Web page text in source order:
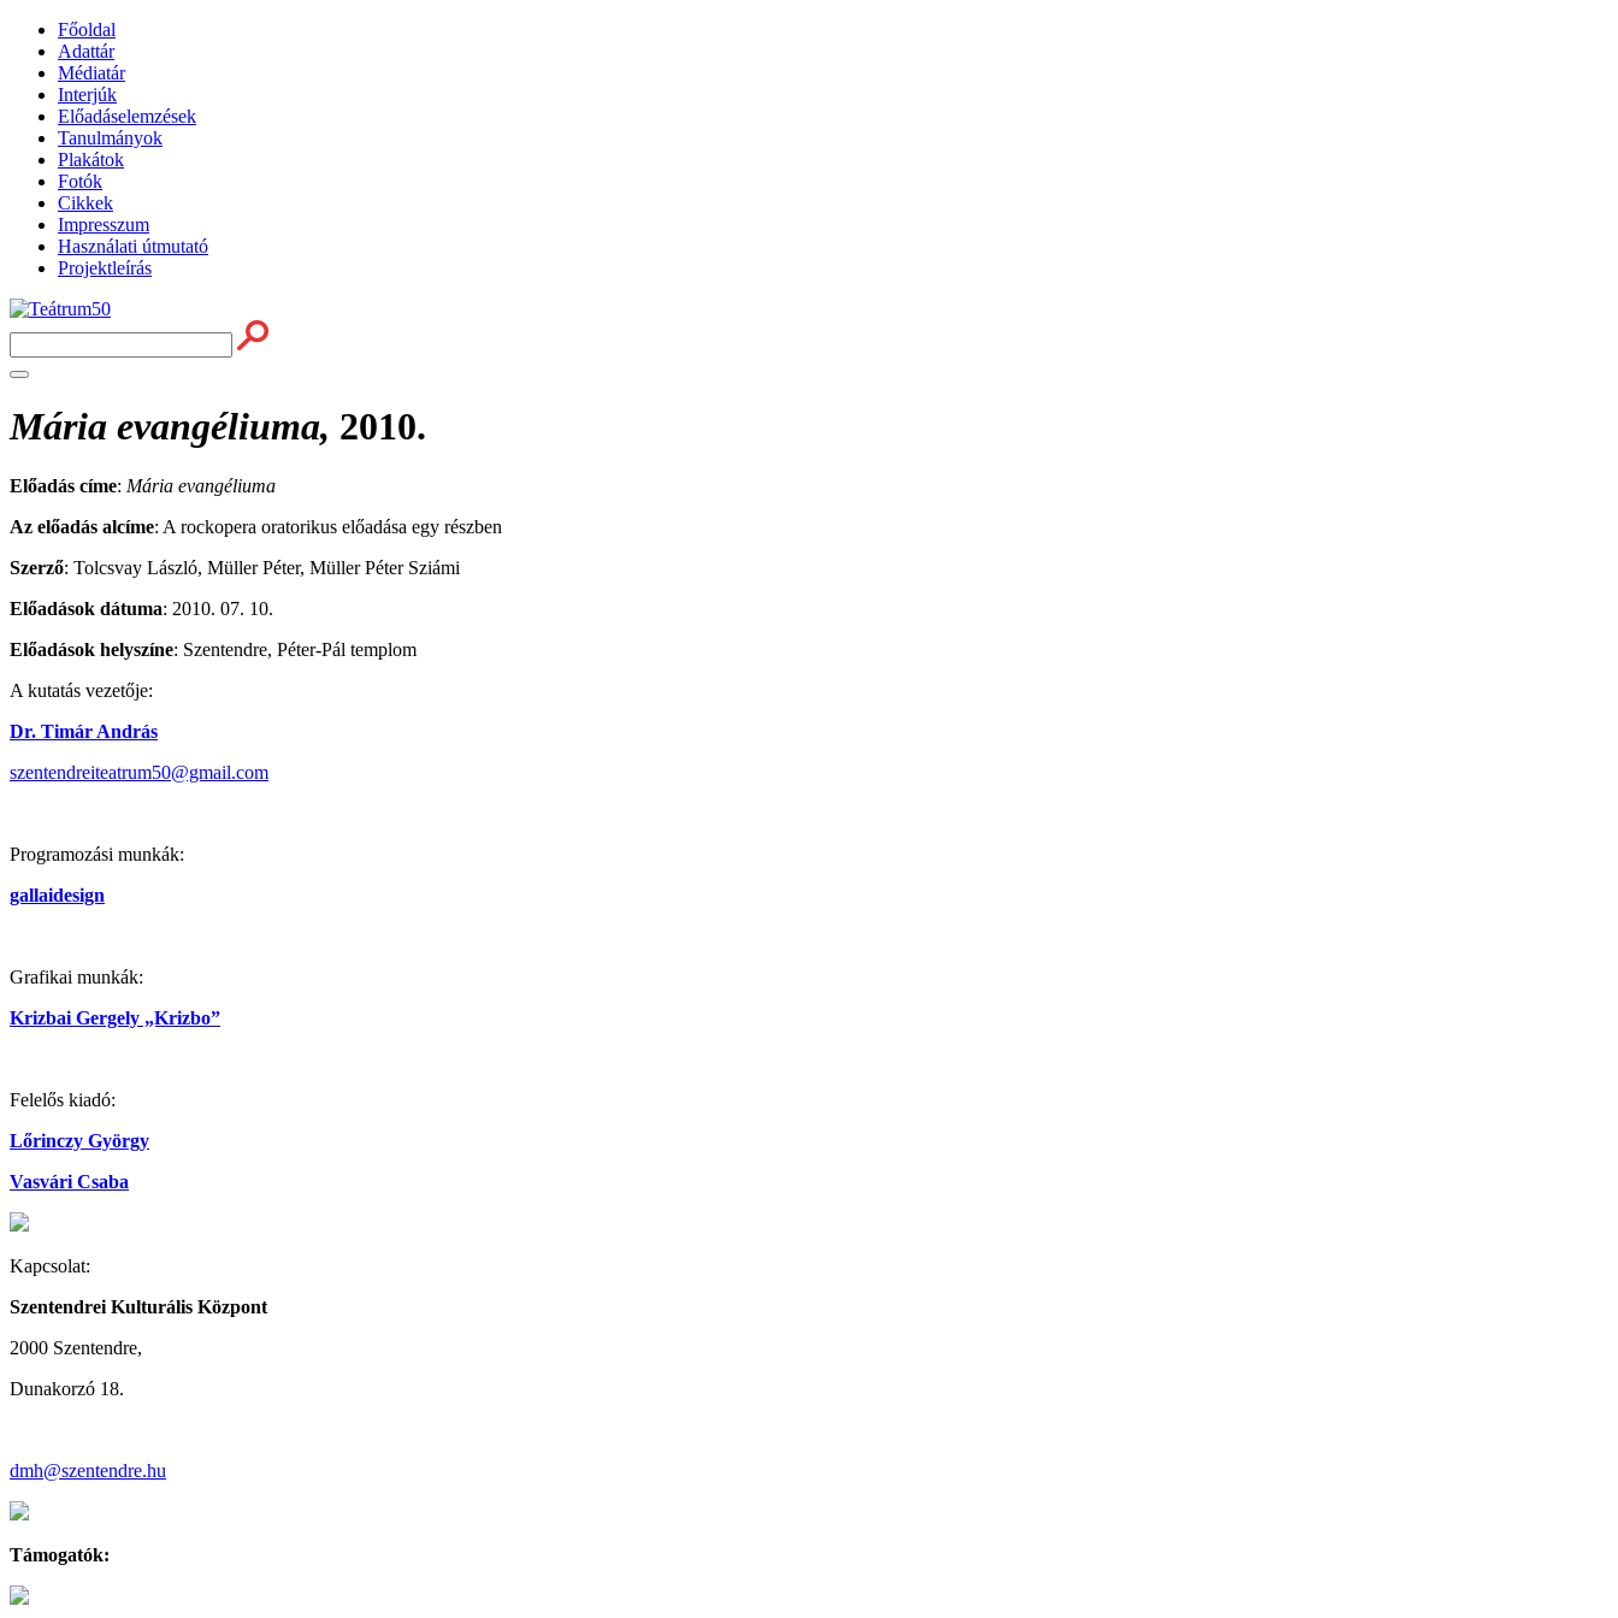
Főoldal
Adattár
Médiatár
Interjúk
Előadáselemzések
Tanulmányok
Plakátok
Fotók
Cikkek
Impresszum
Használati útmutató
Projektleírás
Mária evangéliuma, 2010.
Előadás címe: Mária evangéliuma
Az előadás alcíme: A rockopera oratorikus előadása egy részben
Szerző: Tolcsvay László, Müller Péter, Müller Péter Sziámi
Előadások dátuma: 2010. 07. 10.
Előadások helyszíne: Szentendre, Péter-Pál templom
A kutatás vezetője:
Dr. Timár András
szentendreiteatrum50@gmail.com
Programozási munkák:
gallaidesign
Grafikai munkák:
Krizbai Gergely „Krizbo”
Felelős kiadó:
Lőrinczy György
Vasvári Csaba
Kapcsolat:
Szentendrei Kulturális Központ
2000 Szentendre,
Dunakorzó 18.
dmh@szentendre.hu
Támogatók: